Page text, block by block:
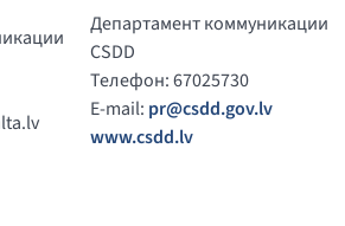
Департамент коммуникации
CSDD
Телефон: 67025730
E-mail: pr@csdd.gov.lv
www.csdd.lv